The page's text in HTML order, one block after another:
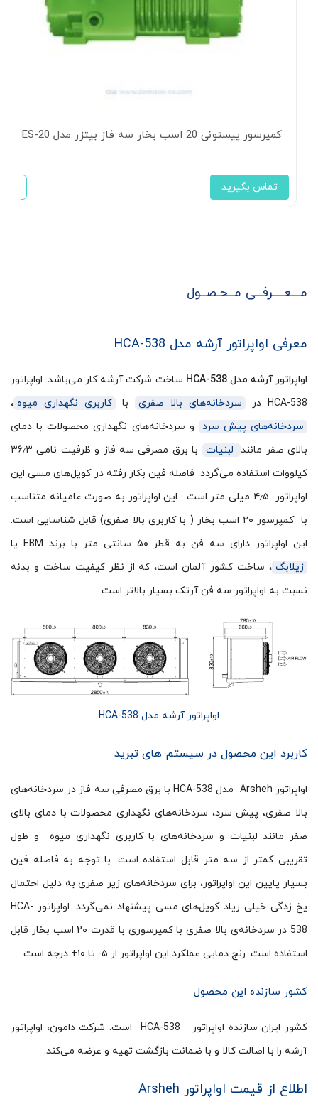
کمپرسور پیستونی 20 اسب بخار سه فاز بیتزر مدل 4NES-20
تماس بگیرید
مـــعــــرفــی مــحـصــول
معرفی اواپراتور آرشه مدل HCA-538
اواپراتور آرشه مدل HCA-538
ساخت شرکت آرشه کار می‌باشد. اواپراتور
HCA-538 در
سردخانه‌های بالا صفری با کاربری نگهداری میوه ،
سردخانه‌های پیش سرد
و سردخانه‌های نگهداری محصولات با دمای
بالای صفر مانند لبنیات
با برق مصرفی سه فاز و ظرفیت نامی ۳۶٫۳
کیلووات استفاده می‌گردد. فاصله فین بکار رفته در کویل‌های مسی این
اواپراتور ۴٫۵ میلی متر است. این اواپراتور به صورت عامیانه متناسب
با کمپرسور ۲۰ اسب بخار ( با کاربری بالا صفری) قابل شناسایی است.
این اواپراتور دارای سه فن به قطر ۵۰ سانتی متر با برند EBM یا
زیلابگ ، ساخت کشور آلمان است، که از نظر کیفیت ساخت و بدنه
نسبت به اواپراتور سه فن آرتک بسیار بالاتر است.
اواپراتور آرشه مدل HCA-538
کاربرد این محصول در سیستم های تبرید
اواپراتور Arsheh مدل HCA-538 با برق مصرفی سه فاز در سردخانه‌های
بالا صفری، پیش سرد، سردخانه‌های نگهداری محصولات با دمای بالای
صفر مانند لبنیات و سردخانه‌های با کاربری نگهداری میوه و طول
تقریبی کمتر از سه متر قابل استفاده است. با توجه به فاصله فین
بسیار پایین این اواپراتور، برای سردخانه‌های زیر صفری به دلیل احتمال
یخ زدگی خیلی زیاد کویل‌های مسی پیشنهاد نمی‌گردد. اواپراتور HCA-
538 در سردخانه‌ی بالا صفری با کمپرسوری با قدرت ۲۰ اسب بخار قابل
استفاده است. رنج دمایی عملکرد این اواپراتور از ۵- تا ۱۰+ درجه است.
کشور سازنده این محصول
کشور ایران سازنده اواپراتور HCA-538 است. شرکت دامون، اواپراتور
آرشه را با اصالت کالا و با ضمانت بازگشت تهیه و عرضه می‌کند.
اطلاع از قیمت اواپراتور Arsheh